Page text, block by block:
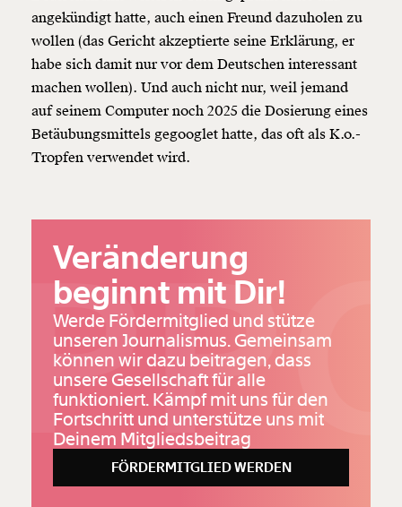
angekündigt hatte, auch einen Freund dazuholen zu
wollen (das Gericht akzeptierte seine Erklärung, er
habe sich damit nur vor dem Deutschen interessant
machen wollen). Und auch nicht nur, weil jemand
auf seinem Computer noch 2025 die Dosierung eines
Betäubungsmittels gegooglet hatte, das oft als K.o.-
Tropfen verwendet wird.
Veränderung
beginnt mit Dir!
Werde Fördermitglied und stütze
unseren Journalismus. Gemeinsam
können wir dazu beitragen, dass
unsere Gesellschaft für alle
funktioniert. Kämpf mit uns für den
Fortschritt und unterstütze uns mit
Deinem Mitgliedsbeitrag
FÖRDERMITGLIED WERDEN